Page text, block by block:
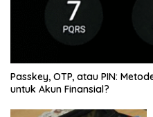
Passkey, OTP, atau PIN:
untuk Akun Finansial?